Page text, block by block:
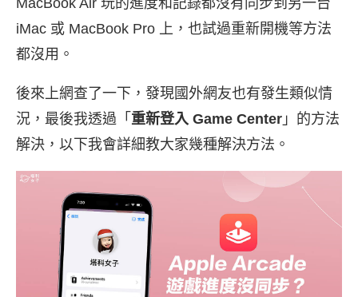
MacBook Air 玩的進度和記錄都沒有同步到另一台
iMac 或 MacBook Pro 上，也試過重新開機等方法
都沒用。
後來上網查了一下，發現國外網友也有發生類似情
況，最後我透過「 重新登入 Game Center 」的方法
解決，以下我會詳細教大家幾種解決方法。